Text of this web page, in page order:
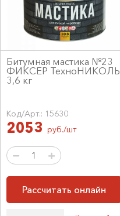
Битумная мастика №23
ФИКСЕР ТехноНИКОЛЬ
3,6 кг
Код/Арт.: 15630
2053 руб./шт
Рассчитать онлайн